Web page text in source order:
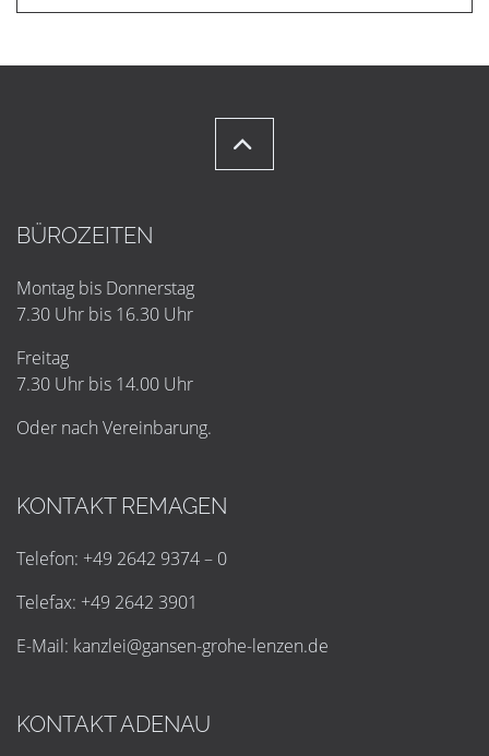
BÜROZEITEN
Montag bis Donnerstag
7.30 Uhr bis 16.30 Uhr
Freitag
7.30 Uhr bis 14.00 Uhr
Oder nach Vereinbarung.
KONTAKT REMAGEN
Telefon: +49 2642 9374 – 0
Telefax: +49 2642 3901
E-Mail: kanzlei@gansen-grohe-lenzen.de
KONTAKT ADENAU